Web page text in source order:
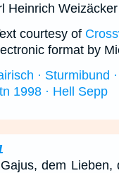
Heinrich
courtesy of
format by
· Sturmibund
1998 · Hell Sepp
dem Lieben,